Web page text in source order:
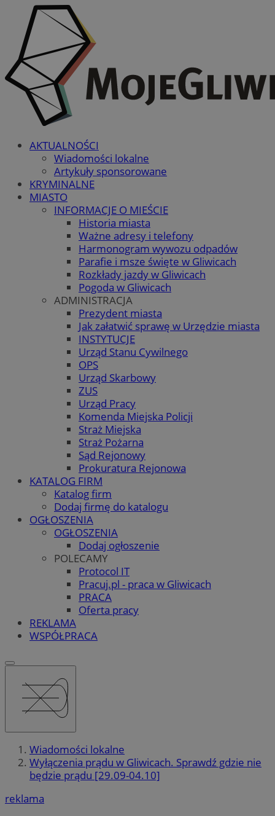
AKTUALNOŚCI
Wiadomości lokalne
Artykuły sponsorowane
KRYMINALNE
MIASTO
INFORMACJE O MIEŚCIE
Historia miasta
Ważne adresy i telefony
Harmonogram wywozu odpadów
Parafie i msze święte w Gliwicach
Rozkłady jazdy w Gliwicach
Pogoda w Gliwicach
ADMINISTRACJA
Prezydent miasta
Jak załatwić sprawę w Urzędzie miasta
INSTYTUCJE
Urząd Stanu Cywilnego
OPS
Urząd Skarbowy
ZUS
Urząd Pracy
Komenda Miejska Policji
Straż Miejska
Straż Pożarna
Sąd Rejonowy
Prokuratura Rejonowa
KATALOG FIRM
Katalog firm
Dodaj firmę do katalogu
OGŁOSZENIA
OGŁOSZENIA
Dodaj ogłoszenie
POLECAMY
Protocol IT
Pracuj.pl - praca w Gliwicach
PRACA
Oferta pracy
REKLAMA
WSPÓŁPRACA
Wiadomości lokalne
Wyłączenia prądu w Gliwicach. Sprawdź gdzie nie
będzie prądu [29.09-04.10]
reklama